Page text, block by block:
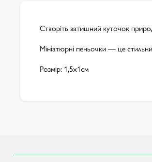
Створіть затишний куточок
Мініатюрні пеньочки — це
Розмір: 1,5х1см